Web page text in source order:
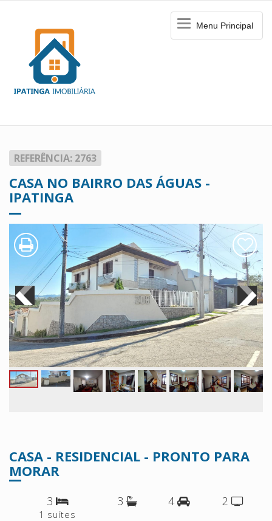
MenuMenu Principal
REFERÊNCIA: 2763
CASA NO BAIRRO DAS ÁGUAS -
IPATINGA
CASA - RESIDENCIAL - PRONTO PARA
MORAR
3
1 suítes
3 4 2